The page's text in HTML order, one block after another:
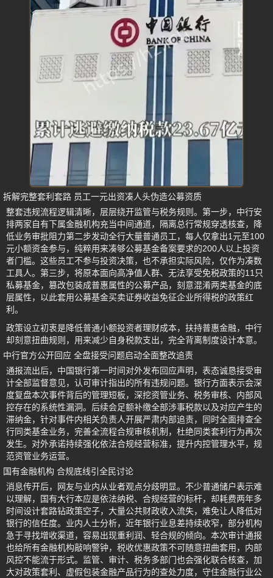
拆解完整套利套路 员工一元出资凑人头伪造公募资质
整套违规流程逻辑清晰，层层绕开监管与税务规则。第一步，中行安
排两家自有下属金融机构充当中间通道，隔离总行常规穿透核查，降
低业务审批阻力第二步发动全行大量普通员工，每人仅拿出1元至100
元小额资金参与，纯粹用来凑够公募基金备案要求的200人以上投资
者门槛。这些员工不参与投资决策，也不承担实际风险，仅作为凑数
工具人。第三步，将原本面向高净值人群、无法享受免税政策的11只
私募基金，篡改包装成普惠属性的公募产品，刻意混淆两类基金的底
层属性，以此套用公募基金买卖证券收益免征企业所得税的政策红
利。
政策设立初衷是降低普通小额投资者理财成本，扶持普惠金融，中行
却刻意扭曲规则，用来减少自身税款支出，完全背离制度设计本意。
中行官方公开回应 全盘接受问题启动全面整改追责
通报流出后，中国银行第一时间对外发布回应声明，表态诚恳接受审
计全部监督意见，认可审计指出的所有违规问题。银行方面表示会深
度复盘本次事件背后的管理短板，深挖资管业务、税务审核、内部风
控存在的系统性漏洞。后续会足额补缴全部涉事税款以及对应产生的
滞纳金，针对事件内相关负责人开展严肃内部追责，同时全面排查全
行同类基金业务，完善全流程合规审核机制，杜绝同类套利行为再次
发生。对外承诺持续强化依法合规经营标准，提升内控管理水平，规
范资管业务运营。
国有金融机构 合规底线引全民讨论
消息传开后，网友与业内从业者观点分歧明显。不少普通储户表示难
以理解，国有大行本应是依法纳税、合规经营的标杆，却耗费两年多
时间设计套路钻政策空子，大量公共财政收入流失，难免让人降低对
银行的信任度。业内人士分析，近年银行业息差持续收窄，部分机构
急于寻找增收渠道，容易出现重利润、轻合规的倾向。本次审计通报
也给所有金融机构敲响警钟，税收优惠政策不可随意扭曲套用，内部
风控不能流于形式。监管、审计、税务多部门也会强化联合核查，加
大对政策套利、虚假包装金融产品行为的查处力度，守住金融行业公